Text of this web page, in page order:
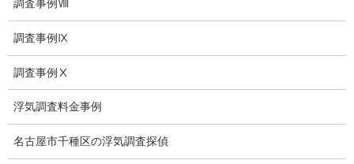
いじめ相談・愛知県名古屋
子供のいじめ問題・いじめ相談、小学生、中学生、高校生
日本版DBS
調査事例Ⅷ
調査事例Ⅸ
調査事例Ⅹ
浮気調査料金事例
名古屋市千種区の浮気調査探偵